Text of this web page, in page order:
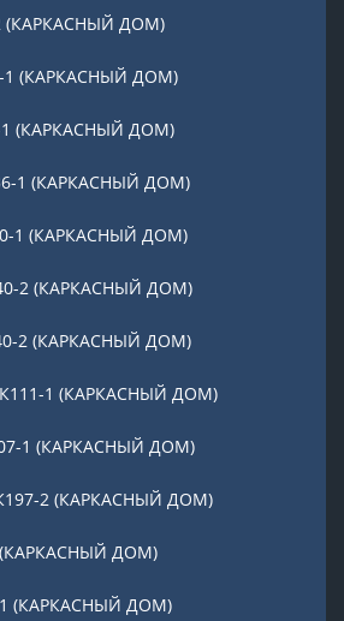
(КАРКАСНЫЙ ДОМ)
1 (КАРКАСНЫЙ ДОМ)
1 (КАРКАСНЫЙ ДОМ)
1 (КАРКАСНЫЙ ДОМ)
1 (КАРКАСНЫЙ ДОМ)
2 (КАРКАСНЫЙ ДОМ)
2 (КАРКАСНЫЙ ДОМ)
1 (КАРКАСНЫЙ ДОМ)
1 (КАРКАСНЫЙ ДОМ)
2 (КАРКАСНЫЙ ДОМ)
(КАРКАСНЫЙ ДОМ)
(КАРКАСНЫЙ ДОМ)